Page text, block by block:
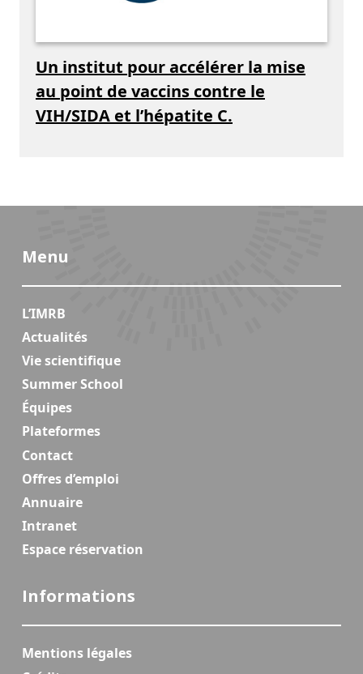
Un institut pour accélérer la mise
au point de vaccins contre le
VIH/SIDA et l’hépatite C.
Menu
L’IMRB
Actualités
Vie scientifique
Summer School
Équipes
Plateformes
Contact
Offres d’emploi
Annuaire
Intranet
Espace réservation
Informations
Mentions légales